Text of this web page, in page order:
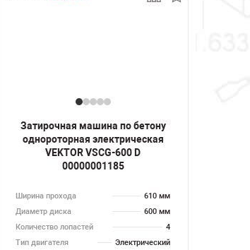
Затирочная машина по бетону
однороторная электрическая
VEKTOR VSCG-600 D
00000001185
Ширина прохода
610 мм
Диаметр диска
600 мм
Количество лопастей
4
Тип двигателя
Электрический